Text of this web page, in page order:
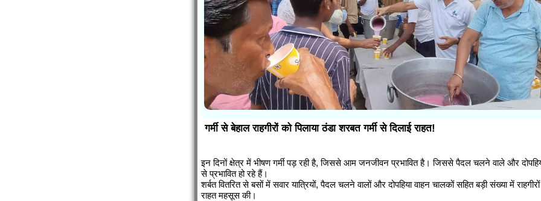
गर्मी से बेहाल राहगीरों को पिलाया ठंडा शरबत गर्मी से दिलाई राहत!
इन दिनों क्षेत्र में भीषण गर्मी पड़ रही है, जिससे आम जनजीवन प्रभावित है। जिससे पैदल चलने वाले और
से प्रभावित हो रहे हैं।
शर्बत वितरित से बसों में सवार यात्रियों, पैदल चलने वालों और दोपहिया वाहन चालकों सहित बड़ी संख्या में
राहत महसूस की।